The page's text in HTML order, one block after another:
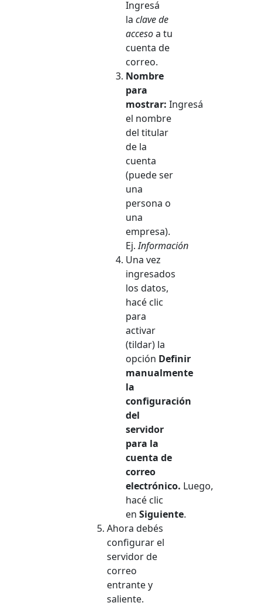
Ingresá
la clave de
accesoa tu
cuenta de
correo.
Nombre
para
mostrar: Ingresá
el nombre
del titular
de la
cuenta
(puede ser
una
persona o
una
empresa).
Ej.Información
Una vez
ingresados
los datos,
hacé clic
para
activar
(tildar) la
opción Definir
manualmente
la
configuración
del
servidor
para la
cuenta de
correo
electrónico. Luego,
hacé clic
en Siguiente.
Ahora debés
configurar el
servidor de
correo
entrante y
saliente.